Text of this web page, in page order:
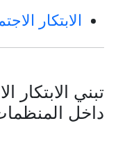
الابتكار
تبني
داخل